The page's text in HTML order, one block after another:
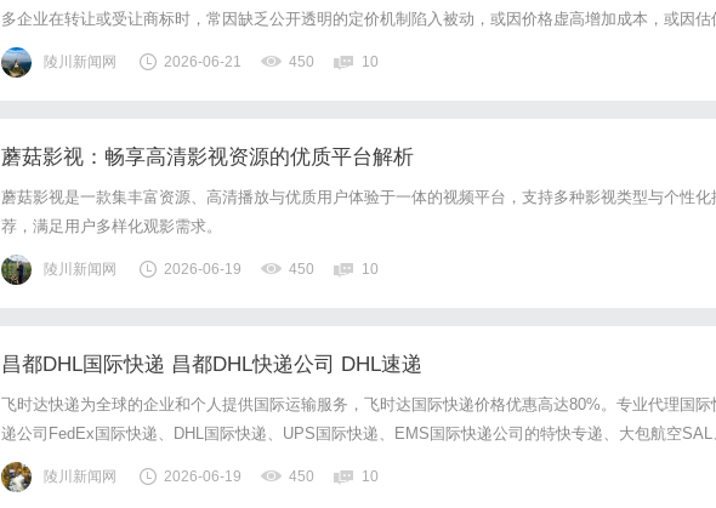
多企业在转让或受让商标时，常因缺乏公开透明的定价机制陷入被动，或因价格虚高增加成本，或因估
过低损害权益。如何建立一套科学、透明且符合市场规律的商标定价体系，已成为行业亟待解决的核心
题。本文将从定价逻辑、风险规避、实操策略三个维度，系统解析商标交易透明化的实现路径，...
陵川新闻网 2026-06-21 450 10
蘑菇影视：畅享高清影视资源的优质平台解析
蘑菇影视是一款集丰富资源、高清播放与优质用户体验于一体的视频平台，支持多种影视类型与个性化
荐，满足用户多样化观影需求。
陵川新闻网 2026-06-19 450 10
昌都DHL国际快递 昌都DHL快递公司 DHL速递
飞时达快递为全球的企业和个人提供国际运输服务，飞时达国际快递价格优惠高达80%。专业代理国际
递公司FedEx国际快递、DHL国际快递、UPS国际快递、EMS国际快递公司的特快专递、大包航空SAL
海运水陆路业务。昌都，这座镶嵌在藏东河谷的重镇，是连接西藏与内地的咽喉。当高原的风掠过澜沧
的峡谷，这里的国际物流网络正以一种严谨而笃定的节奏运行。实况介绍、企业...
陵川新闻网 2026-06-19 450 10